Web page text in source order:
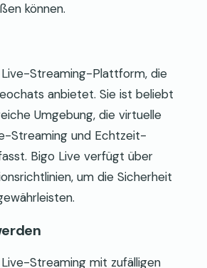
können.
Streaming-Plattform, die
anbietet. Sie ist beliebt
Umgebung, die virtuelle
Streaming und Echtzeit-
Bigo Live verfügt über
um die Sicherheit
Streaming mit zufälligen